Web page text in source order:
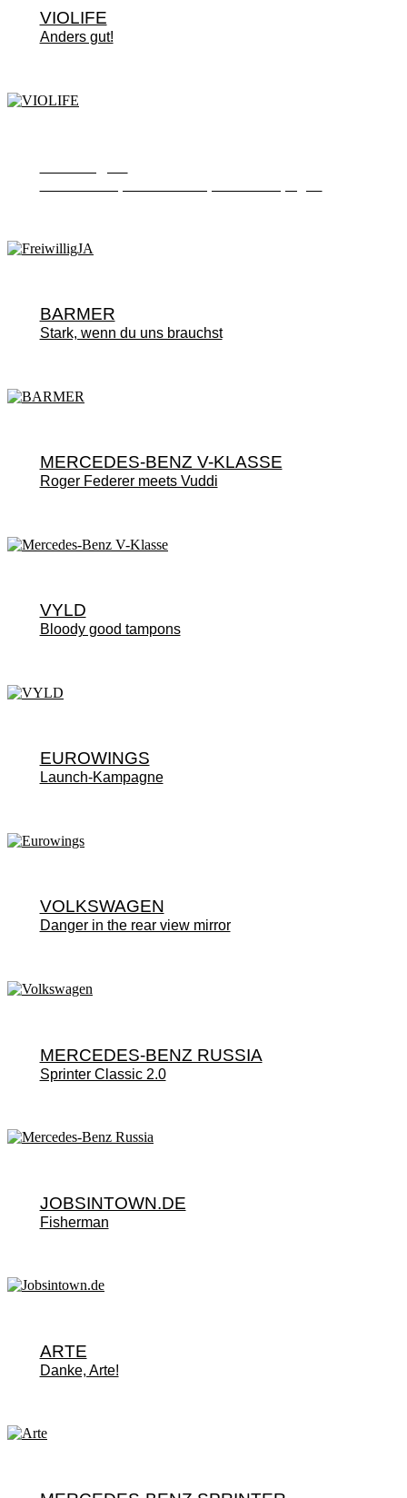
VIOLIFE
Anders gut!
BARMER
Stark, wenn du uns brauchst
MERCEDES-BENZ V-KLASSE
Roger Federer meets Vuddi
VYLD
Bloody good tampons
EUROWINGS
Launch-Kampagne
VOLKSWAGEN
Danger in the rear view mirror
MERCEDES-BENZ RUSSIA
Sprinter Classic 2.0
JOBSINTOWN.DE
Fisherman
ARTE
Danke, Arte!